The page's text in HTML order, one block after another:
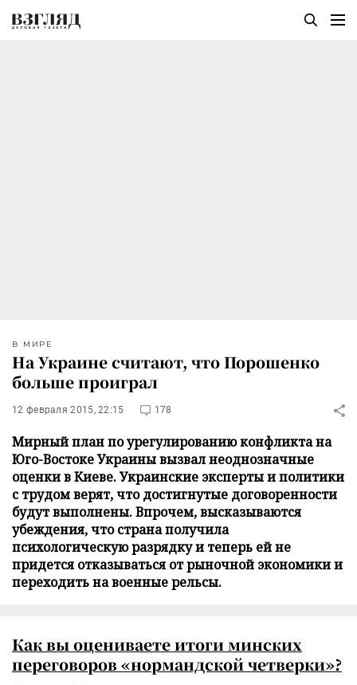
В МИРЕ
На Украине считают, что Порошенко
больше проиграл
12 февраля 2015, 22:15 178
Мирный план по урегулированию конфликта на
Юго-Востоке Украины вызвал неоднозначные
оценки в Киеве. Украинские эксперты и политики
с трудом верят, что достигнутые договоренности
будут выполнены. Впрочем, высказываются
убеждения, что страна получила
психологическую разрядку и теперь ей не
придется отказываться от рыночной экономики и
переходить на военные рельсы.
Как вы оцениваете итоги минских
переговоров «нормандской четверки»?